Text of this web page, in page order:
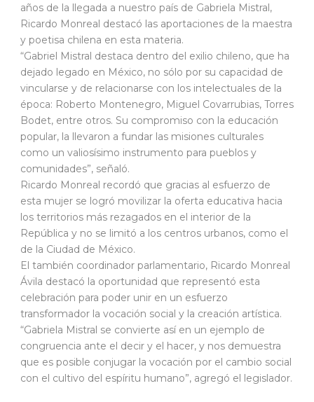
años de la llegada a nuestro país de Gabriela Mistral,
Ricardo Monreal destacó las aportaciones de la maestra
y poetisa chilena en esta materia.
“Gabriel Mistral destaca dentro del exilio chileno, que ha
dejado legado en México, no sólo por su capacidad de
vincularse y de relacionarse con los intelectuales de la
época: Roberto Montenegro, Miguel Covarrubias, Torres
Bodet, entre otros. Su compromiso con la educación
popular, la llevaron a fundar las misiones culturales
como un valiosísimo instrumento para pueblos y
comunidades”, señaló.
Ricardo Monreal recordó que gracias al esfuerzo de
esta mujer se logró movilizar la oferta educativa hacia
los territorios más rezagados en el interior de la
República y no se limitó a los centros urbanos, como el
de la Ciudad de México.
El también coordinador parlamentario, Ricardo Monreal
Ávila destacó la oportunidad que representó esta
celebración para poder unir en un esfuerzo
transformador la vocación social y la creación artística.
“Gabriela Mistral se convierte así en un ejemplo de
congruencia ante el decir y el hacer, y nos demuestra
que es posible conjugar la vocación por el cambio social
con el cultivo del espíritu humano”, agregó el legislador.